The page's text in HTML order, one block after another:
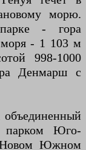
морю.
- гора
моря - 1 103 м
998-1000
Денмарш с
объединенный
парком Юго-
Новом Южном